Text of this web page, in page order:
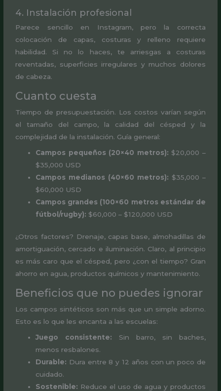
4. Instalación profesional
Parece sencillo en Instagram, pero la correcta
colocación de capas, costuras y relleno requiere
habilidad. Si no lo haces, te arriesgas a costuras
reventadas, superficies irregulares y muchos dolores
de cabeza.
Cuanto cuesta
Tiempo de presupuestación. Los costos varían según
el tamaño del campo, la calidad del césped y la
complejidad de la instalación. Guía general:
Campos pequeños (20×40 metros): $20,000 –
$35,000 USD
Campos medianos (40×60 metros): $35,000 –
$60,000 USD
Campos grandes (100×60 metros estándar de
fútbol/rugby): $60,000 – $120,000 USD
¿Otros factores? Drenaje, capas base, almohadillas de
amortiguación, cercado e iluminación. Claro, al principio
es más caro que el césped, pero ¿con el tiempo? Gran
ahorro en agua, productos químicos y mantenimiento.
Beneficios que no puedes ignorar
Los campos sintéticos son más que un simple adorno.
Esto es lo que les encanta a las escuelas:
Juego consistente: Sin barro, sin baches,
menos resbalones.
Durable: Dura entre 8 y 12 años con un poco de
cuidado.
Sostenible: Reduce el uso de agua y productos